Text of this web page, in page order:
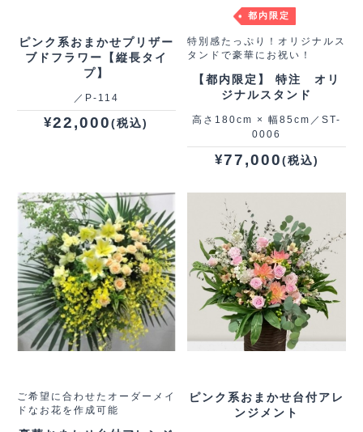
ピンク系おまかせプリザー
ブドフラワー【縦長タイ
プ】
／P‐114
¥22,000(税込)
都内限定
特別感たっぷり！オリジナルス
タンドで豪華にお祝い！
【都内限定】 特注 オリ
ジナルスタンド
高さ180cm × 幅85cm／ST-
0006
¥77,000(税込)
ご希望に合わせたオーダーメイ
ドなお花を作成可能
ピンク系おまかせ台付アレ
ンジメント